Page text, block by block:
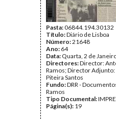
Pasta:06844.194.30132
Título:Diário de Lisboa
Número:21648
Ano: 64
Data: Quarta, 2 de
Directores:Director:
Ramos; Director
Piteira Santos
Fundo:DRR -
Ramos
Tipo Documental:
Página(s): 19